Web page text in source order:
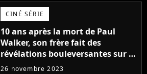
CINÉ SÉRIE
10 ans après la mort de Paul
Walker, son frère fait des
révélations bouleversantes sur la
réaction des acteurs de Fast and
26 novembre 2023